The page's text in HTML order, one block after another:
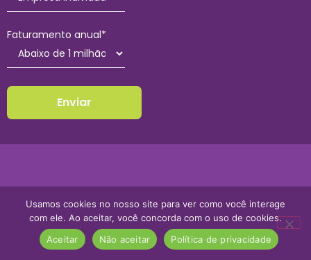
Faturamento anual*
Usamos cookies no nosso site para ver como você interage
com ele. Ao aceitar, você concorda com o uso de cookies.
Aceitar
Não aceitar Política de privacidade